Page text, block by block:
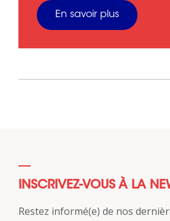
En savoir plus
INSCRIVEZ-VOUS À LA
Restez informé(e) de nos